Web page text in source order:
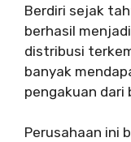
Berdiri sejak
berhasil
distribusi
banyak
pengakuan dari
Perusahaan ini